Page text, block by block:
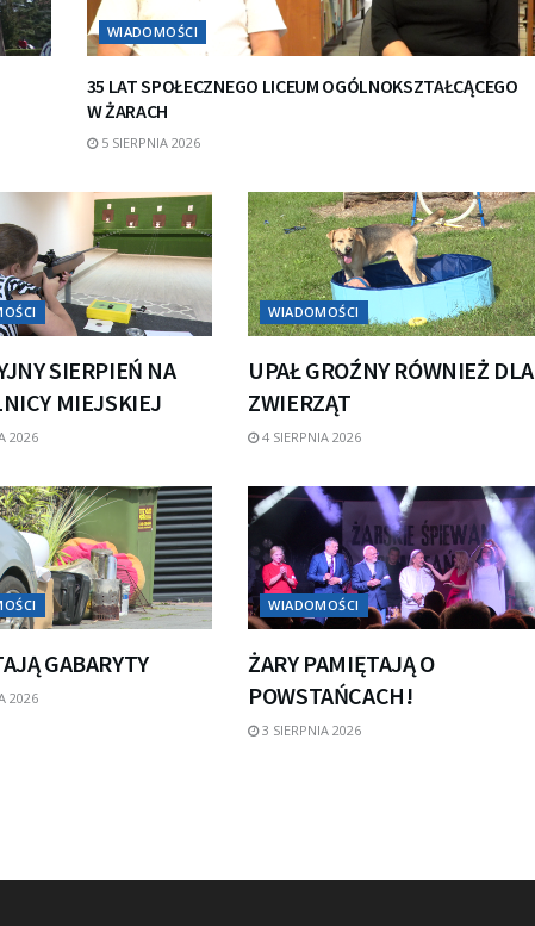
WIADOMOŚCI
35 LAT SPOŁECZNEGO LICEUM OGÓLNOKSZTAŁCĄCEGO
W ŻARACH
5 SIERPNIA 2026
SIERPIEŃ NA
MIEJSKIEJ
2026
WIADOMOŚCI
UPAŁ GROŹNY RÓWNIEŻ DLA
ZWIERZĄT
4 SIERPNIA 2026
GABARYTY
2026
WIADOMOŚCI
ŻARY PAMIĘTAJĄ O
POWSTAŃCACH!
3 SIERPNIA 2026